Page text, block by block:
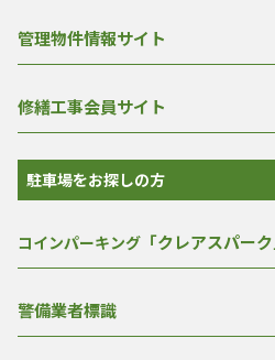
管理物件情報サイト
修繕工事会員サイト
駐車場をお探しの方
コインパーキング 「クレアスパーク
警備業者標識